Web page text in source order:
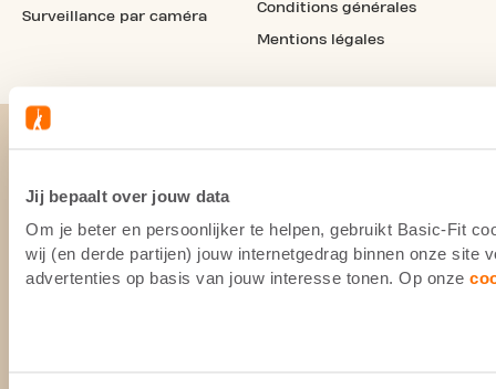
Jij bepaalt over jouw data
Om je beter en persoonlijker te helpen, gebruikt Basic-Fit
wij (en derde partijen) jouw internetgedrag binnen onze site
advertenties op basis van jouw interesse tonen. Op onze
Surveillance par caméra
Conditions générales
Mentions légales